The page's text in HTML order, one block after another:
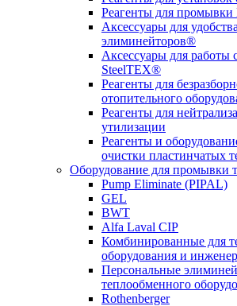
Реагенты для
Аксессуары для
элиминейторов®
Аксессуары для работы
SteelTEX®
Реагенты для
отопительного
Реагенты для
утилизации
Реагенты и
очистки пластинчатых
Оборудование для промывки
Pump Eliminate (PIPAL)
GEL
BWT
Alfa Laval CIP
Комбинированные для
оборудования и
Персональные
теплообменного
Rothenberger